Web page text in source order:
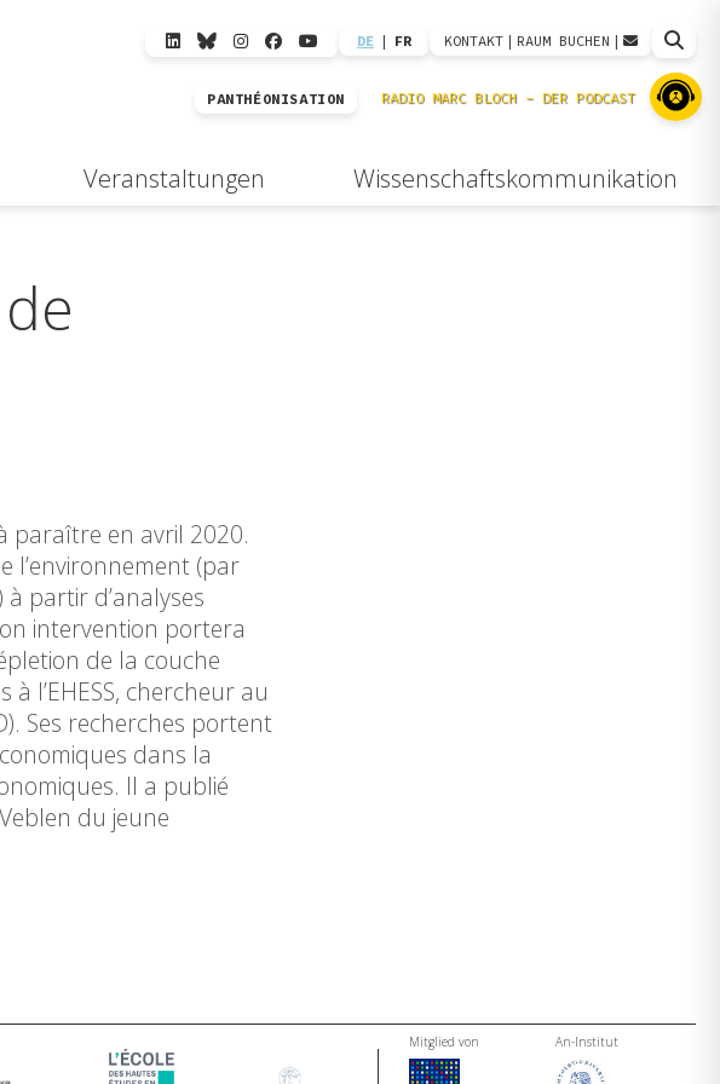
DE | FR KONTAKT | RAUM BUCHEN |
PANTHÉONISATION
Veranstaltungen Wissenschaftskommunikation
paraître en avril 2020.
l’environnement (par
partir d’analyses
intervention portera
de la couche
l’EHESS, chercheur au
Ses recherches portent
dans la
Il a publié
du jeune
Mitglied von An-Institut